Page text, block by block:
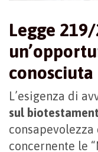
Legge
conosciuta
L’esigenza di
sul
consapevolezza
concernente le